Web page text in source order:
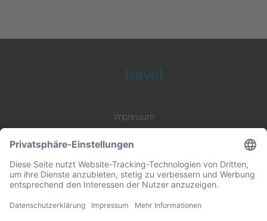
Impressum
B2B Zusammenarbeit